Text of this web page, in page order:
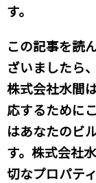
す。
この記事を読
ざいましたら
株式会社水間
応するために
はあなたのビ
す。株式会社
切なプロパテ